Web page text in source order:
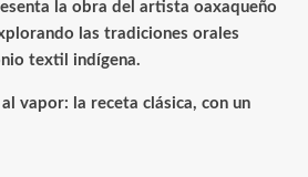
la obra del artista oaxaqueño
las tradiciones orales
textil indígena.
vapor: la receta clásica, con un